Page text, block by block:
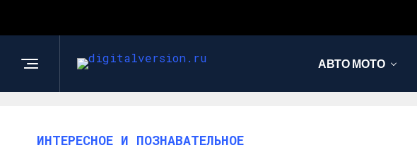
АВТО МОТО
ИНТЕРЕСНОЕ И ПОЗНАВАТЕЛЬНОЕ